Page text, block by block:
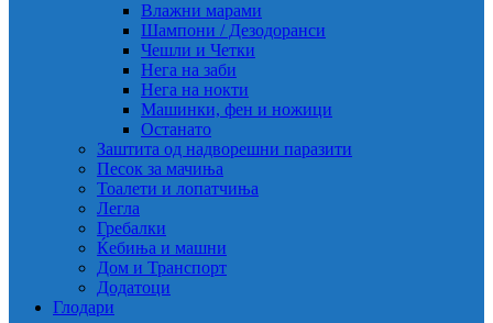
Влажни марами
Шампони / Дезодоранси
Чешли и Четки
Нега на заби
Нега на нокти
Машинки, фен и ножици
Останато
Заштита од надворешни паразити
Песок за мачиња
Тоалети и лопатчиња
Легла
Гребалки
Ќебиња и машни
Дом и Транспорт
Додатоци
Глодари